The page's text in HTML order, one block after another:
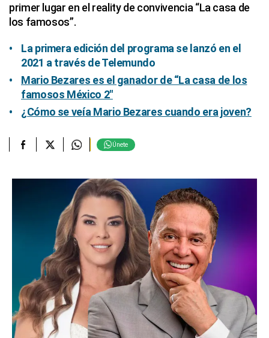
primer lugar en el reality de convivencia “La casa de
los famosos”.
La primera edición del programa se lanzó en el
2021 a través de Telemundo
Mario Bezares es el ganador de “La casa de los
famosos México 2″
¿Cómo se veía Mario Bezares cuando era joven?
Únete